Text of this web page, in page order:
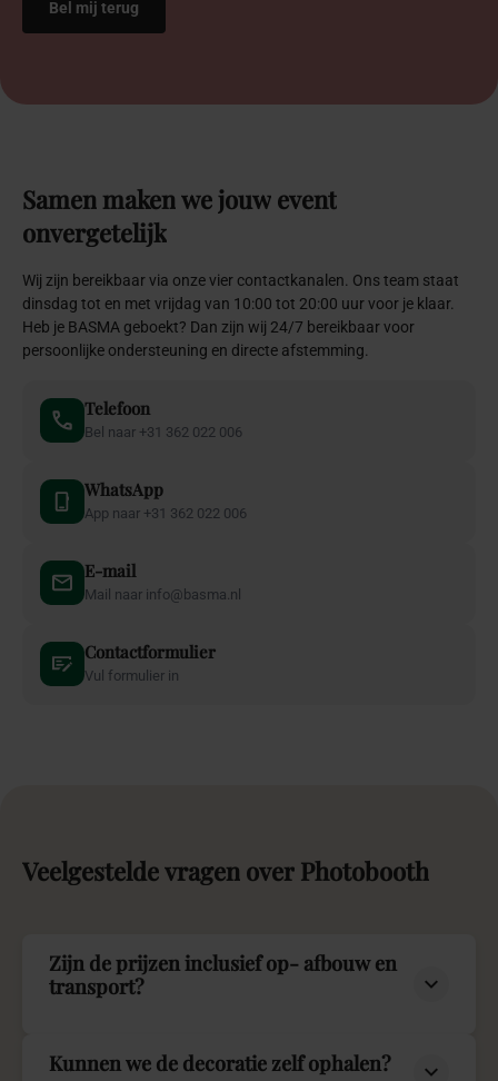
Samen makenwejouw event
onvergetelijk
Wij zijn bereikbaar via onze vier contactkanalen. Ons team staat
dinsdag tot en met vrijdag van 10:00 tot 20:00 uur voor je klaar.
Heb je BASMA geboekt? Dan zijn wij 24/7 bereikbaar voor
persoonlijke ondersteuning en directe afstemming.
Telefoon
Bel naar +31 362 022 006
WhatsApp
App naar +31 362 022 006
E-mail
Mail naar info@basma.nl
Contactformulier
Vul formulier in
Veelgesteldevragen over Photobooth
Zijn de prijzen inclusief op- afbouw en
transport?
Kunnen we de decoratie zelf ophalen?